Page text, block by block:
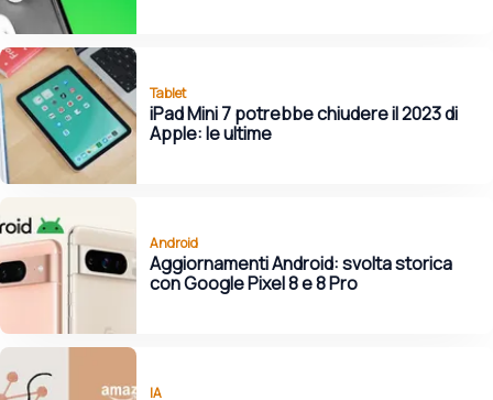
Tablet
iPad Mini 7 potrebbe chiudere il 2023 di
Apple: le ultime
Android
Aggiornamenti Android: svolta storica
con Google Pixel 8 e 8 Pro
IA